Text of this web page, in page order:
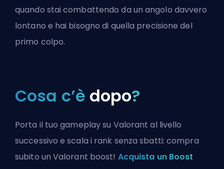
quando stai combattendo da un angolo davvero
lontano e hai bisogno di quella precisione del
primo colpo.
Cosa c’è dopo?
Porta il tuo gameplay su Valorant al livello
successivo e scala i rank senza sbatti: compra
subito un Valorant boost! Acquista un Boost